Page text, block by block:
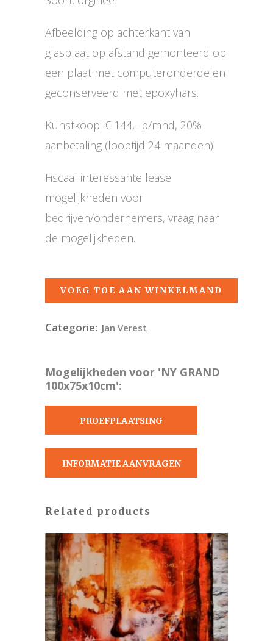
Afbeelding op achterkant van
glasplaat op afstand gemonteerd op
een plaat met computeronderdelen
geconserveerd met epoxyhars.
Kunstkoop: € 144,- p/mnd, 20%
aanbetaling (looptijd 24 maanden)
Fiscaal interessante lease
mogelijkheden voor
bedrijven/ondernemers, vraag naar
de mogelijkheden.
VOEG TOE AAN WINKELMAND
Categorie: Jan Verest
Mogelijkheden voor 'NY GRAND
100x75x10cm':
PROEFPLAATSING
INFORMATIE AANVRAGEN
Related products